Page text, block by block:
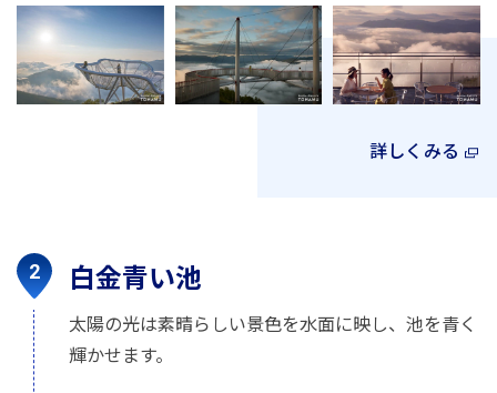
詳しくみる
白金青い池
太陽の光は素晴らしい景色を水面に映し、池を青く
輝かせます。